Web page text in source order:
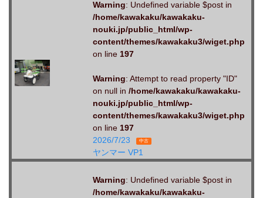
Warning: Undefined variable $post in
/home/kawakaku/kawakaku-
nouki.jp/public_html/wp-
content/themes/kawakaku3/wiget.php
on line 197
Warning: Attempt to read property "ID"
on null in /home/kawakaku/kawakaku-
nouki.jp/public_html/wp-
content/themes/kawakaku3/wiget.php
on line 197
2026/7/23
中古
ヤンマー VP1
Warning: Undefined variable $post in
/home/kawakaku/kawakaku-